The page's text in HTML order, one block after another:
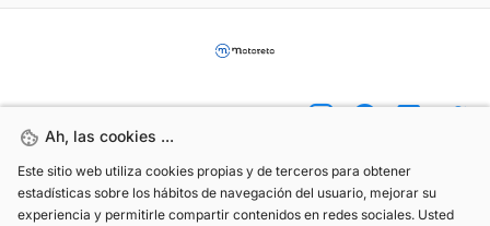
Ah, las cookies ...
Este sitio web utiliza cookies propias y de terceros para obtener
estadísticas sobre los hábitos de navegación del usuario, mejorar su
experiencia y permitirle compartir contenidos en redes sociales. Usted
Ah, las cookies ...
Este sitio web utiliza cookies propias y de terceros para obtener
estadísticas sobre los hábitos de navegación del usuario, mejorar su
experiencia y permitirle compartir contenidos en redes sociales. Usted
(+34) 744 408 070